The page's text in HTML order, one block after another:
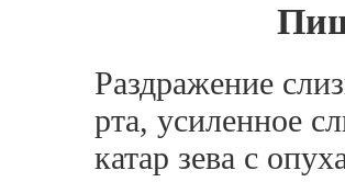
Раздражение
рта, усиленное
катар зева с